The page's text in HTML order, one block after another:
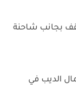
بجانب شاحنة
الديب في